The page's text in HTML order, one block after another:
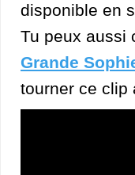
disponible en
Tu peux aussi
Grande
tourner ce clip